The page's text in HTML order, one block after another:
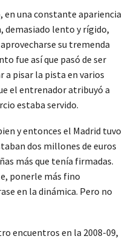
en una constante apariencia
demasiado lento y rígido,
su tremenda
fue así que pasó de ser
a pisar la pista en varios
el entrenador atribuyó a
estaba servido.
y entonces el Madrid tuvo
dos millones de euros
más que tenía firmadas.
ponerle más fino
en la dinámica. Pero no
encuentros en la 2008-09,